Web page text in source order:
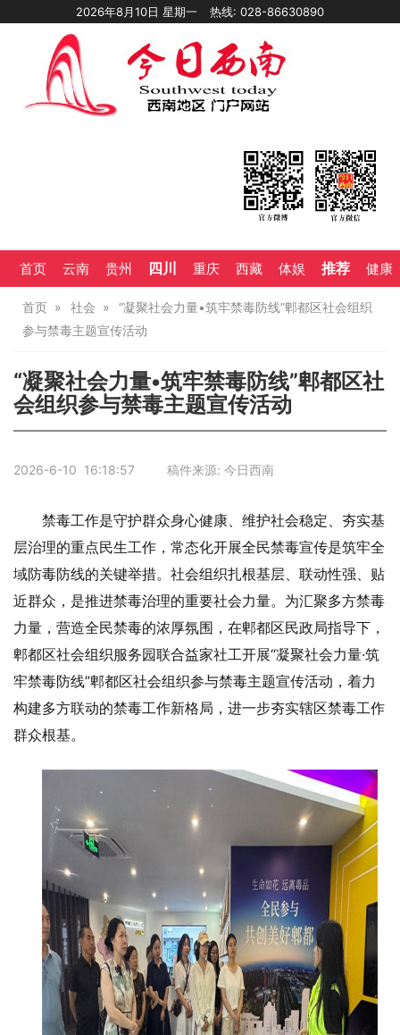
2026年8月10日 星期一 热线: 028-86630890
首页 云南 贵州 四川 重庆 西藏 体娱 推荐 健康
首页 社会
“凝聚社会力量•筑牢禁毒防线”郫都区社会组织
参与禁毒主题宣传活动
“凝聚社会力量•筑牢禁毒防线”郫都区社
会组织参与禁毒主题宣传活动
2026-6-10 16:18:57 稿件来源: 今日西南
禁毒工作是守护群众身心健康、维护社会稳定、夯实基
层治理的重点民生工作，常态化开展全民禁毒宣传是筑牢全
域防毒防线的关键举措。社会组织扎根基层、联动性强、贴
近群众，是推进禁毒治理的重要社会力量。为汇聚多方禁毒
力量，营造全民禁毒的浓厚氛围，在郫都区民政局指导下，
郫都区社会组织服务园联合益家社工开展“凝聚社会力量·筑
牢禁毒防线”郫都区社会组织参与禁毒主题宣传活动，着力
构建多方联动的禁毒工作新格局，进一步夯实辖区禁毒工作
群众根基。